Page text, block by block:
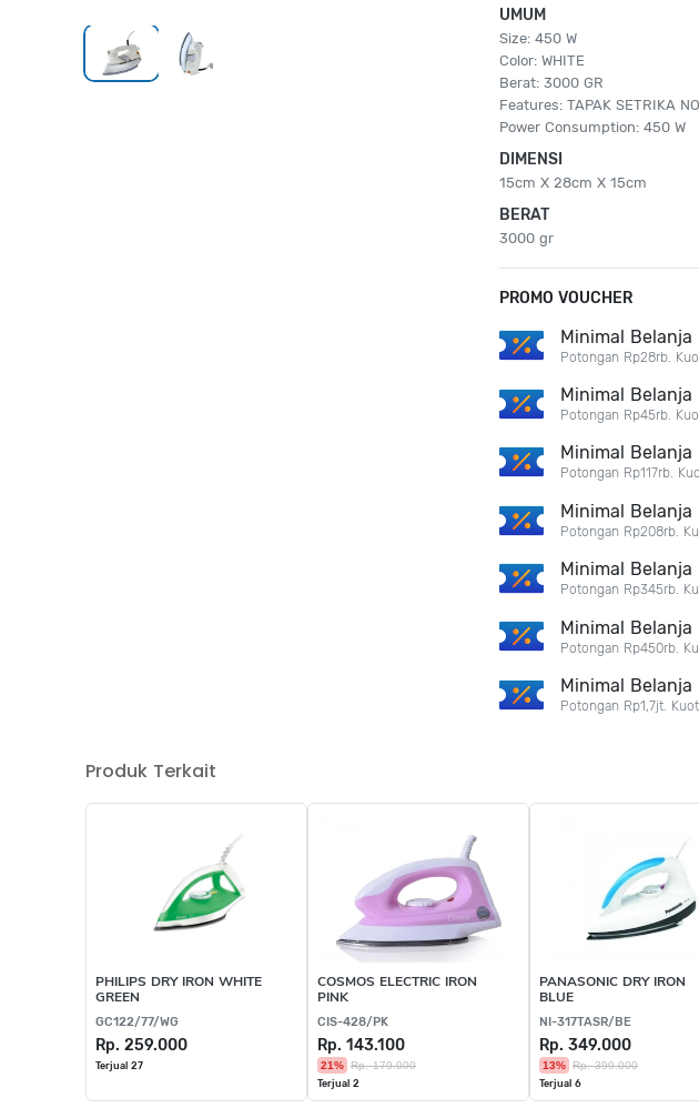
UMUM
Size: 450 W
Color: WHITE
Berat: 3000 GR
Features: TAPAK SETRIKA
Power Consumption: 450 W
DIMENSI
15cm X 28cm X 15cm
BERAT
3000 gr
PROMO VOUCHER
Minimal Belanja
Potongan Rp28rb.
Minimal Belanja
Potongan Rp45rb.
Minimal Belanja
Potongan Rp117rb.
Minimal Belanja
Potongan Rp208rb.
Minimal Belanja
Potongan Rp345rb.
Minimal Belanja
Potongan Rp450rb.
Minimal Belanja
Potongan Rp1,7jt.
Produk Terkait
PHILIPS DRY IRON WHITE
GREEN
GC122/77/WG
Rp. 259.000
Terjual 27
COSMOS ELECTRIC IRON
PINK
CIS-428/PK
Rp. 143.100
21% Rp. 179.000
Terjual 2
PANASONIC DRY IRON
BLUE
NI-317TASR/BE
Rp. 349.000
13% Rp. 399.000
Terjual 6